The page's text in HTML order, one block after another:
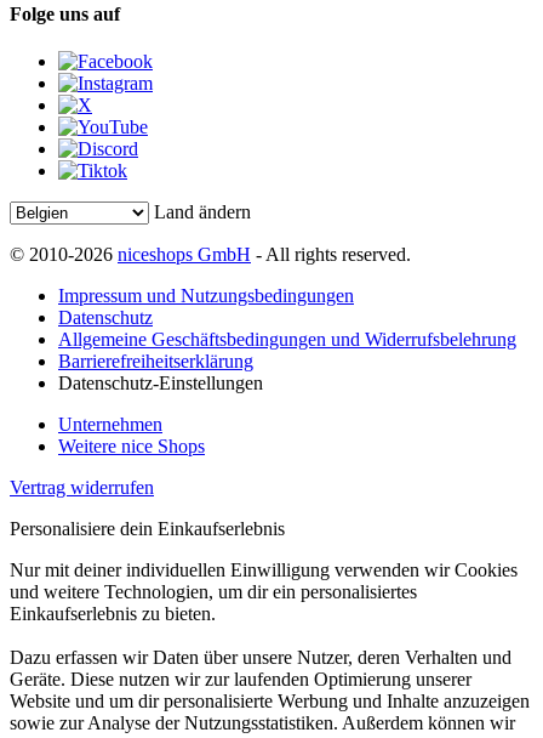
Folge uns auf
Land ändern
© 2010-2026 niceshops GmbH - All rights reserved.
Impressum und Nutzungsbedingungen
Datenschutz
Allgemeine Geschäftsbedingungen und Widerrufsbelehrung
Barrierefreiheitserklärung
Datenschutz-Einstellungen
Unternehmen
Weitere nice Shops
Vertrag widerrufen
Personalisiere dein Einkaufserlebnis
Nur mit deiner individuellen Einwilligung verwenden wir Cookies
und weitere Technologien, um dir ein personalisiertes
Einkaufserlebnis zu bieten.
Dazu erfassen wir Daten über unsere Nutzer, deren Verhalten und
Geräte. Diese nutzen wir zur laufenden Optimierung unserer
Website und um dir personalisierte Werbung und Inhalte anzuzeigen
sowie zur Analyse der Nutzungsstatistiken. Außerdem können wir